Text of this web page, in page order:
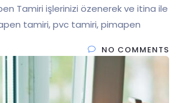
Tamiri işlerinizi özenerek ve itina ile
tamiri, pvc tamiri, pimapen
NO COMMENTS